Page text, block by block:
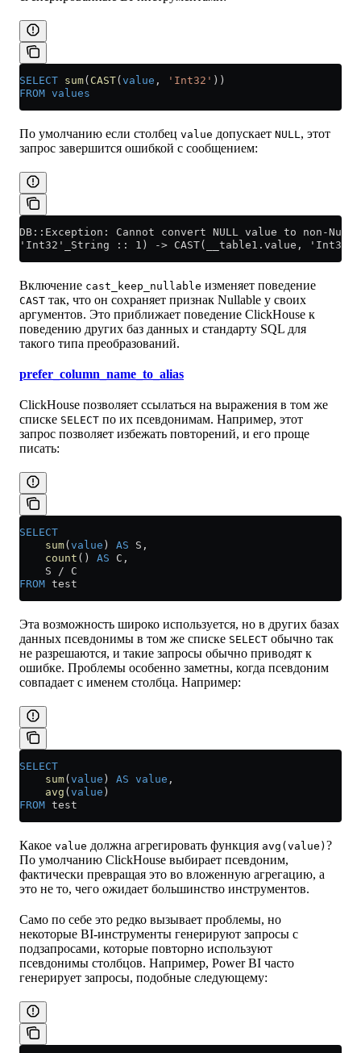
SELECT sum( CAST( value , 'Int32' ))
FROM values
По умолчанию если столбец value допускает NULL, этот
запрос завершится ошибкой с сообщением:
DB::Exception: Cannot convert NULL value to non-
'Int32'_String :: 1) -> CAST(__table1.value,
Включение cast_keep_nullable изменяет поведение
CAST так, что он сохраняет признак Nullable у своих
аргументов. Это приближает поведение ClickHouse к
поведению других баз данных и стандарту SQL для
такого типа преобразований.
prefer_column_name_to_alias
ClickHouse позволяет ссылаться на выражения в том же
списке SELECT по их псевдонимам. Например, этот
запрос позволяет избежать повторений, и его проще
писать:
SELECT
    sum
( value ) AS S,
    count
() AS C,
    S
/ C
FROM test
Эта возможность широко используется, но в других базах
данных псевдонимы в том же списке SELECT обычно так
не разрешаются, и такие запросы обычно приводят к
ошибке. Проблемы особенно заметны, когда псевдоним
совпадает с именем столбца. Например:
SELECT
    sum
( value ) AS value ,
    avg
( value )
FROM test
Какое value должна агрегировать функция avg(value) ?
По умолчанию ClickHouse выбирает псевдоним,
фактически превращая это во вложенную агрегацию, а
это не то, чего ожидает большинство инструментов.
Само по себе это редко вызывает проблемы, но
некоторые BI-инструменты генерируют запросы с
подзапросами, которые повторно используют
псевдонимы столбцов. Например, Power BI часто
генерирует запросы, подобные следующему: